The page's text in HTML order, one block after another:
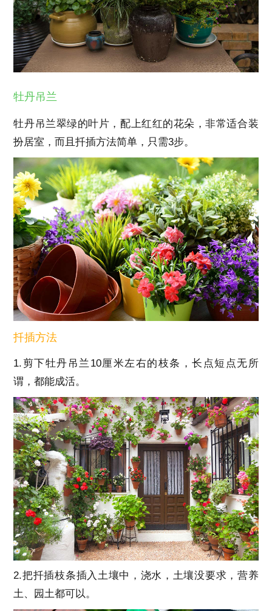
牡丹吊兰
牡丹吊兰翠绿的叶片，配上红红的花朵，非常适合装
扮居室，而且扦插方法简单，只需3步。
扦插方法
1.剪下牡丹吊兰10厘米左右的枝条，长点短点无所
谓，都能成活。
2.把扦插枝条插入土壤中，浇水，土壤没要求，营养
土、园土都可以。